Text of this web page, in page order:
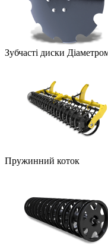
Зубчасті диски
Пружинний коток